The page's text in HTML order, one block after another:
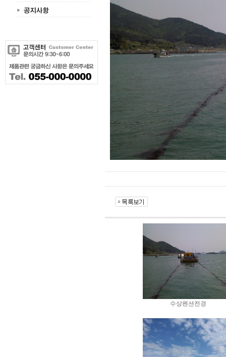
수상펜션전경